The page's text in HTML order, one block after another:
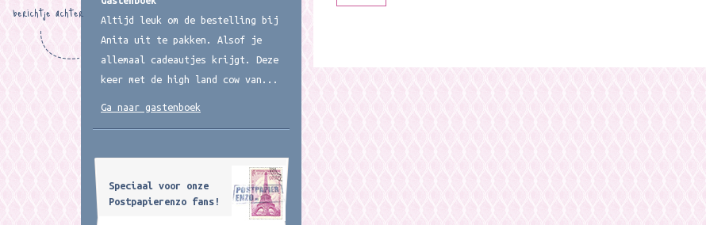
Altijd leuk om de bestelling bij
Anita uit te pakken. Alsof je
allemaal cadeautjes krijgt. Deze
keer met de high land cow van...
berichtje achter
Ga naar gastenboek
Speciaal voor onze
Postpapierenzo fans!